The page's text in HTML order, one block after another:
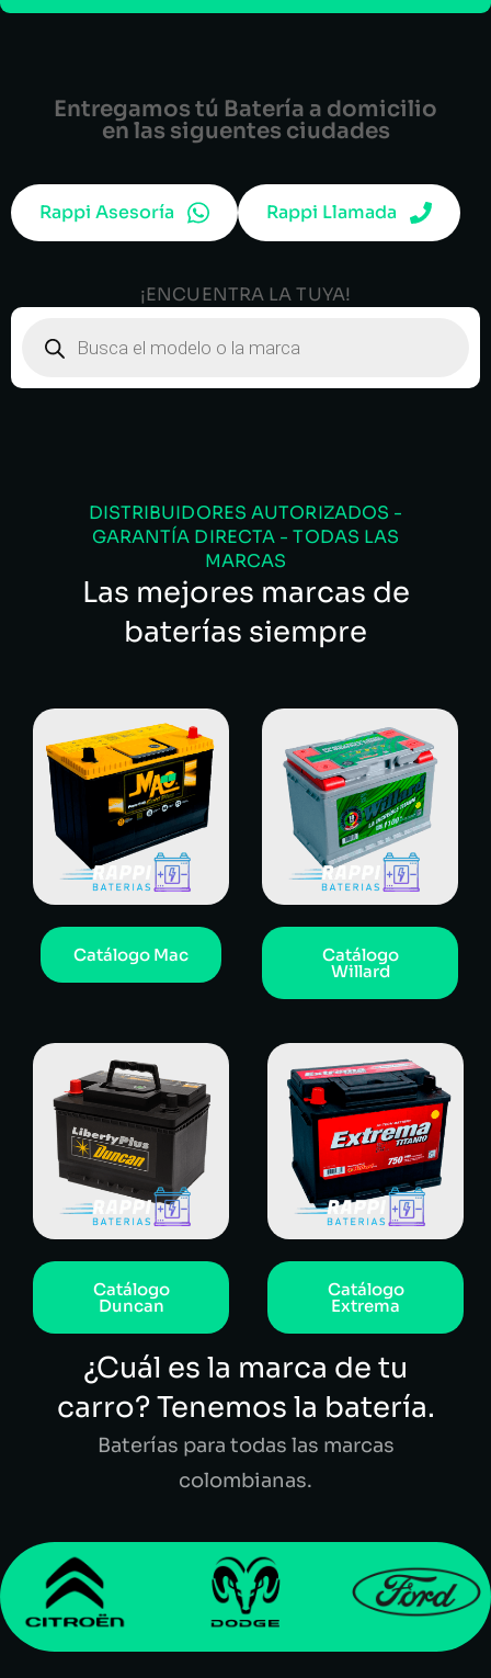
Entregamos tú Batería a domicilio
en las siguentes ciudades
Rappi Asesoría Rappi Llamada
¡ENCUENTRA LA TUYA!
DISTRIBUIDORES AUTORIZADOS -
GARANTÍA DIRECTA - TODAS LAS
MARCAS
Las mejores marcas de
baterías siempre
Catálogo Mac Catálogo
Willard
Catálogo
Duncan
Catálogo
Extrema
¿Cuál es la marca de tu
carro? Tenemos la batería.
Baterías para todas las marcas
colombianas.